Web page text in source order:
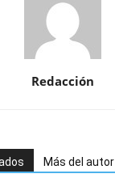
Redacción
Más del autor